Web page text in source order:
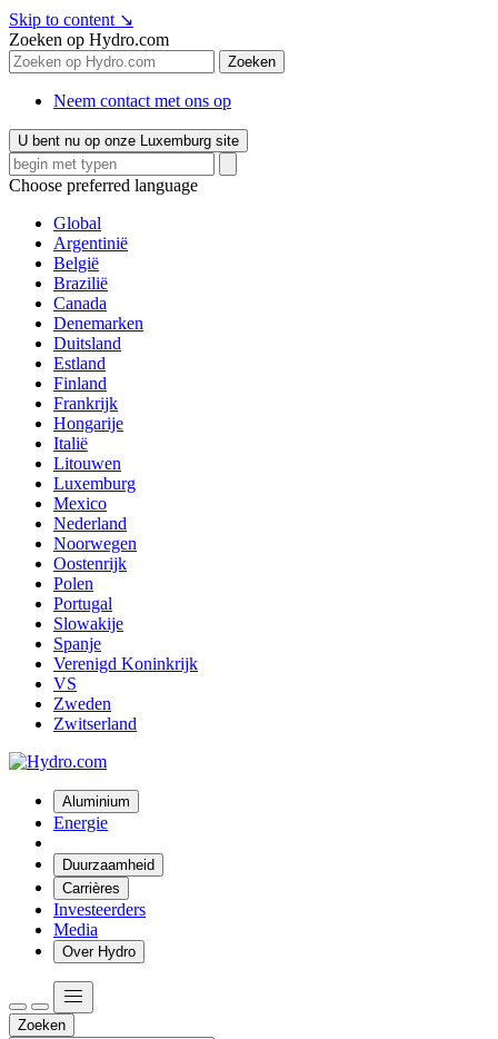
Skip to content ↘
Zoeken op Hydro.com
Zoeken
Neem contact met ons op
U bent nu op onze Luxemburg site
Choose preferred language
Global
Argentinië
België
Brazilië
Canada
Denemarken
Duitsland
Estland
Finland
Frankrijk
Hongarije
Italië
Litouwen
Luxemburg
Mexico
Nederland
Noorwegen
Oostenrijk
Polen
Portugal
Slowakije
Spanje
Verenigd Koninkrijk
VS
Zweden
Zwitserland
Aluminium
Energie
Duurzaamheid
Carrières
Investeerders
Media
Over Hydro
Zoeken